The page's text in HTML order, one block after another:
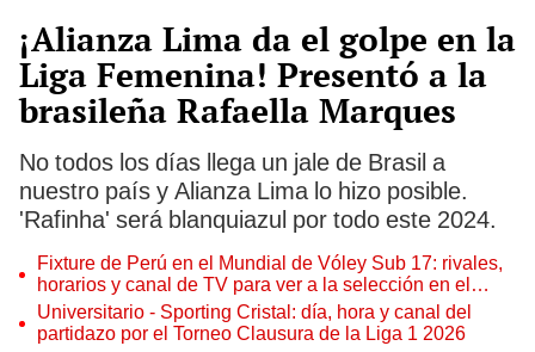
¡Alianza Lima da el golpe en la
Liga Femenina! Presentó a la
brasileña Rafaella Marques
No todos los días llega un jale de Brasil a
nuestro país y Alianza Lima lo hizo posible.
'Rafinha' será blanquiazul por todo este 2024.
Fixture de Perú en el Mundial de Vóley Sub 17: rivales,
horarios y canal de TV para ver a la selección en el
torneo
Universitario - Sporting Cristal: día, hora y canal del
partidazo por el Torneo Clausura de la Liga 1 2026